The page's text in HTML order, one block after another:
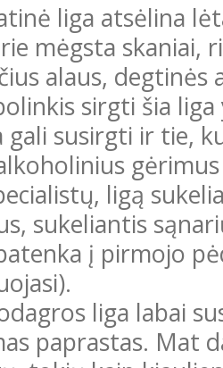
mėgsta skaniai,
alaus,
sirgti šia
gali susirgti ir tie,
ligą
sukeliantis
į pirmojo
liga labai
paprastas. Mat